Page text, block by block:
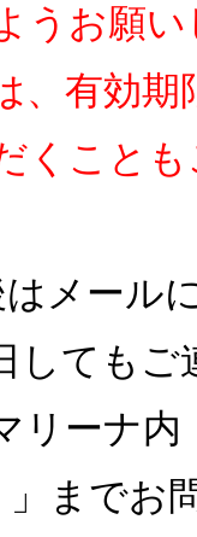
うお願
、有効
くこと
メール
しても
リーナ
までお